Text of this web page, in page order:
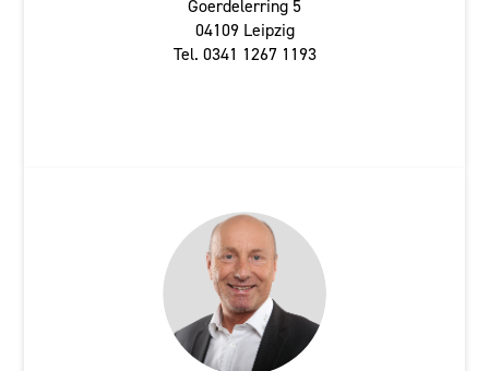
Goerdelerring 5
04109 Leipzig
Tel. 0341 1267 1193